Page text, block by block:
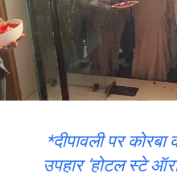
*दीपावली पर कोरबा
उपहार ‘होटल स्टे